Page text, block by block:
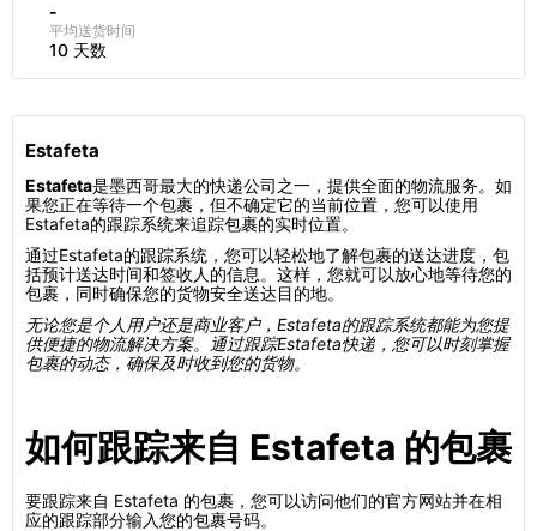
-
平均送货时间
10 天数
Estafeta
Estafeta是墨西哥最大的快递公司之一，提供全面的物流服务。如
果您正在等待一个包裹，但不确定它的当前位置，您可以使用
Estafeta的跟踪系统来追踪包裹的实时位置。
通过Estafeta的跟踪系统，您可以轻松地了解包裹的送达进度，包
括预计送达时间和签收人的信息。这样，您就可以放心地等待您的
包裹，同时确保您的货物安全送达目的地。
无论您是个人用户还是商业客户，Estafeta的跟踪系统都能为您提
供便捷的物流解决方案。通过跟踪Estafeta快递，您可以时刻掌握
包裹的动态，确保及时收到您的货物。
如何跟踪来自 Estafeta 的包裹
要跟踪来自 Estafeta 的包裹，您可以访问他们的官方网站并在相
应的跟踪部分输入您的包裹号码。